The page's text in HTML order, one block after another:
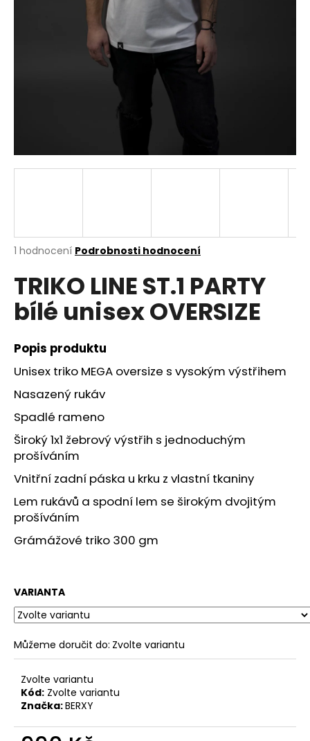
Průměrné
produktu
5,0
hvězdiček.
1 hodnocení Podrobnosti hodnocení
TRIKO LINE ST.1 PARTY
bílé unisex OVERSIZE
Popis produktu
Unisex triko MEGA oversize s vysokým výstřihem
Nasazený rukáv
Spadlé rameno
Široký 1x1 žebrový výstřih s jednoduchým
prošíváním
Vnitřní zadní páska u krku z vlastní tkaniny
Lem rukávů a spodní lem se širokým dvojitým
prošíváním
Grámážové triko 300 gm
VARIANTA
Můžeme doručit do: Zvolte variantu
Zvolte variantu
Kód: Zvolte variantu
Značka:BERXY
o
p
r
u
č
j
e
m
e
TRIKO
LINE
NO.1
BRXY
ČERNÉ
UNISEX
OVERSIZE
690